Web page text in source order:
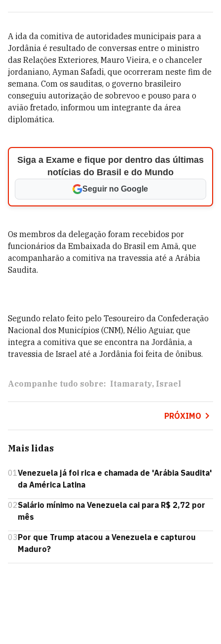
A ida da comitiva de autoridades municipais para a
Jordânia é resultado de conversas entre o ministro
das Relações Exteriores, Mauro Vieira, e o chanceler
jordaniano, Ayman Safadi, que ocorreram neste fim de
semana. Com os sauditas, o governo brasileiro
conseguiu autorização de sobrevoo e pouso para o
avião fretado, informou um integrante da área
diplomática.
Siga a Exame e fique por dentro das últimas
notícias do Brasil e do Mundo
Seguir no Google
Os membros da delegação foram recebidos por
funcionários da Embaixada do Brasil em Amã, que
acompanharão a comitiva na travessia até a Arábia
Saudita.
Segundo relato feito pelo Tesoureiro da Confederação
Nacional dos Municípios (CNM), Nélio Aguiar, que
integra a comitiva que se encontra na Jordânia, a
travessia de Israel até a Jordânia foi feita de ônibus.
Acompanhe tudo sobre: Itamaraty Israel
PRÓXIMO
Mais lidas
01Venezuela já foi rica e chamada de 'Arábia Saudita'
da América Latina
02Salário mínimo na Venezuela cai para R$ 2,72 por
mês
03Por que Trump atacou a Venezuela e capturou
Maduro?